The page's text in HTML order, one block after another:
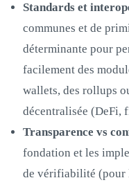
Standards et
communes et de
déterminante pour
facilement des
wallets, des rollups
décentralisée (DeFi,
Transparence vs
fondation et les
de vérifiabilité (pour